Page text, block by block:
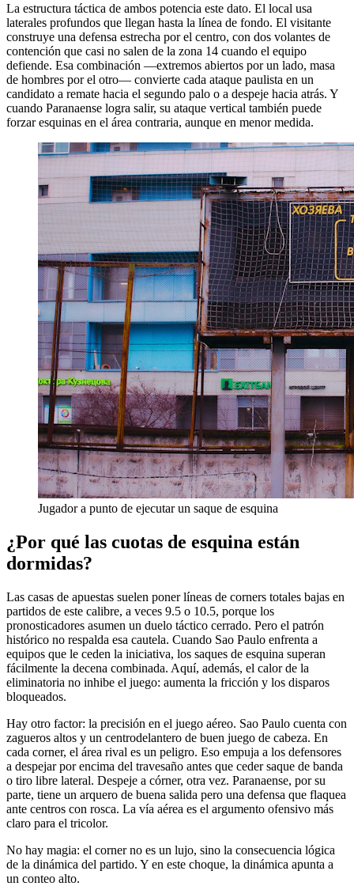
La estructura táctica de ambos potencia este dato. El local usa
laterales profundos que llegan hasta la línea de fondo. El visitante
construye una defensa estrecha por el centro, con dos volantes de
contención que casi no salen de la zona 14 cuando el equipo
defiende. Esa combinación —extremos abiertos por un lado, masa
de hombres por el otro— convierte cada ataque paulista en un
candidato a remate hacia el segundo palo o a despeje hacia atrás. Y
cuando Paranaense logra salir, su ataque vertical también puede
forzar esquinas en el área contraria, aunque en menor medida.
Jugador a punto de ejecutar un saque de esquina
¿Por qué las cuotas de esquina están
dormidas?
Las casas de apuestas suelen poner líneas de corners totales bajas en
partidos de este calibre, a veces 9.5 o 10.5, porque los
pronosticadores asumen un duelo táctico cerrado. Pero el patrón
histórico no respalda esa cautela. Cuando Sao Paulo enfrenta a
equipos que le ceden la iniciativa, los saques de esquina superan
fácilmente la decena combinada. Aquí, además, el calor de la
eliminatoria no inhibe el juego: aumenta la fricción y los disparos
bloqueados.
Hay otro factor: la precisión en el juego aéreo. Sao Paulo cuenta con
zagueros altos y un centrodelantero de buen juego de cabeza. En
cada corner, el área rival es un peligro. Eso empuja a los defensores
a despejar por encima del travesaño antes que ceder saque de banda
o tiro libre lateral. Despeje a córner, otra vez. Paranaense, por su
parte, tiene un arquero de buena salida pero una defensa que flaquea
ante centros con rosca. La vía aérea es el argumento ofensivo más
claro para el tricolor.
No hay magia: el corner no es un lujo, sino la consecuencia lógica
de la dinámica del partido. Y en este choque, la dinámica apunta a
un conteo alto.